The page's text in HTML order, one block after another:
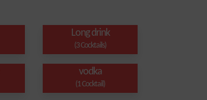
Long drink
(3 Cocktails)
vodka
(1 Cocktail)